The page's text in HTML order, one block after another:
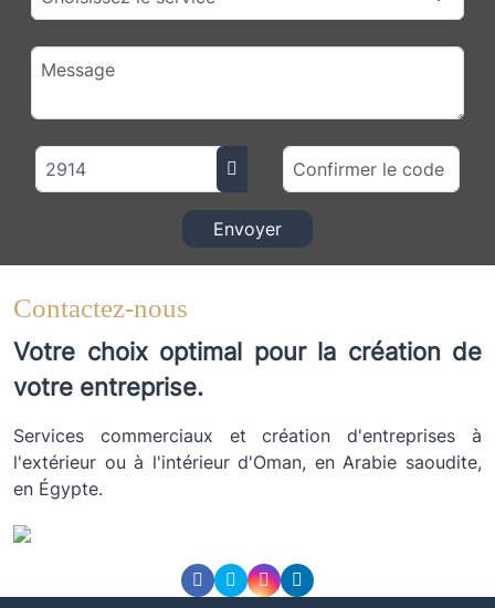
Contactez-nous
Votre choix optimal pour la création de
votre entreprise.
Services commerciaux et création d'entreprises à
l'extérieur ou à l'intérieur d'Oman, en Arabie saoudite,
en Égypte.
Envoyer